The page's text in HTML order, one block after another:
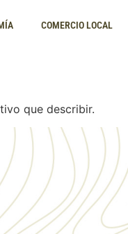
COMERCIO LOCAL
que describir.